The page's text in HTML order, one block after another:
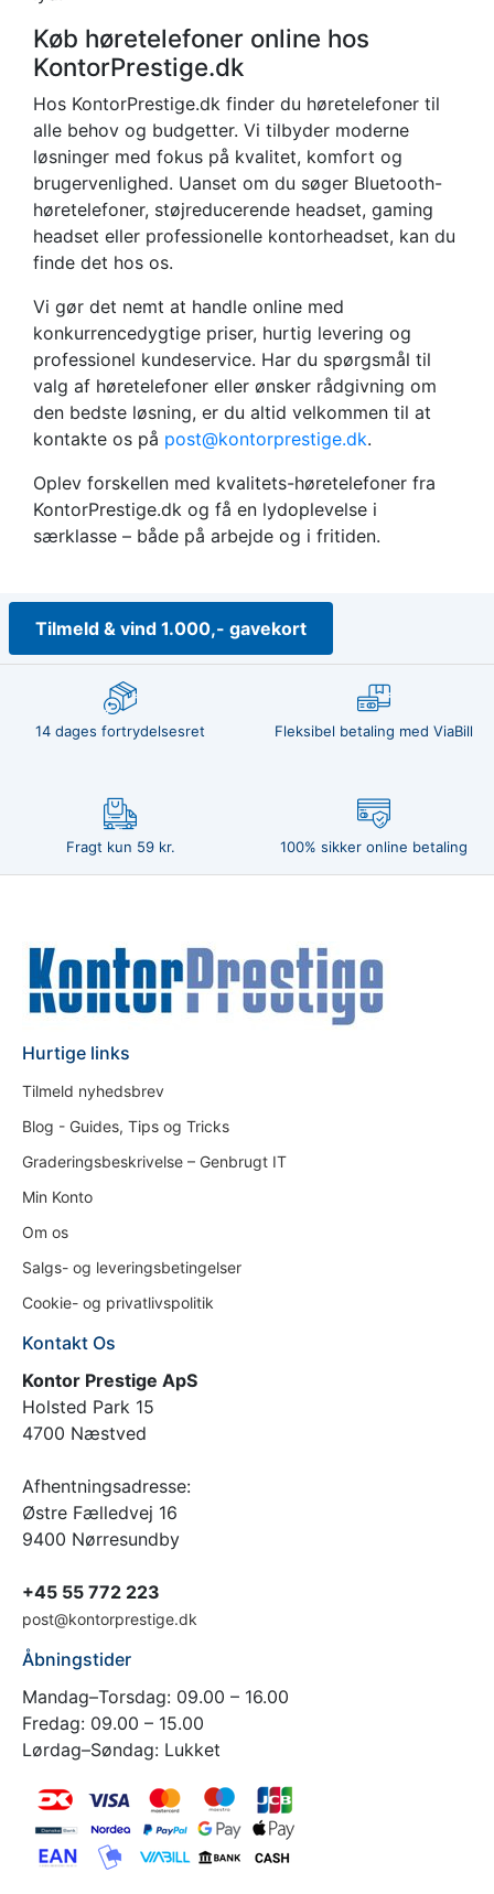
Køb høretelefoner online hos
KontorPrestige.dk
Hos KontorPrestige.dk finder du høretelefoner til
alle behov og budgetter. Vi tilbyder moderne
løsninger med fokus på kvalitet, komfort og
brugervenlighed. Uanset om du søger Bluetooth-
høretelefoner, støjreducerende headset, gaming
headset eller professionelle kontorheadset, kan du
finde det hos os.
Vi gør det nemt at handle online med
konkurrencedygtige priser, hurtig levering og
professionel kundeservice. Har du spørgsmål til
valg af høretelefoner eller ønsker rådgivning om
den bedste løsning, er du altid velkommen til at
kontakte os på post@kontorprestige.dk.
Oplev forskellen med kvalitets-høretelefoner fra
KontorPrestige.dk og få en lydoplevelse i
særklasse – både på arbejde og i fritiden.
Tilmeld & vind 1.000,- gavekort
14 dages fortrydelsesret Fleksibel betaling med ViaBill
Fragt kun 59 kr. 100% sikker online betaling
Hurtige links
Tilmeld nyhedsbrev
Blog - Guides, Tips og Tricks
Graderingsbeskrivelse – Genbrugt IT
Min Konto
Om os
Salgs- og leveringsbetingelser
Cookie- og privatlivspolitik
Kontakt Os
Kontor Prestige ApS
Holsted Park 15
4700 Næstved
Afhentningsadresse:
Østre Fælledvej 16
9400 Nørresundby
+45 55 772 223
post@kontorprestige.dk
Åbningstider
Mandag–Torsdag: 09.00 – 16.00
Fredag: 09.00 – 15.00
Lørdag–Søndag: Lukket